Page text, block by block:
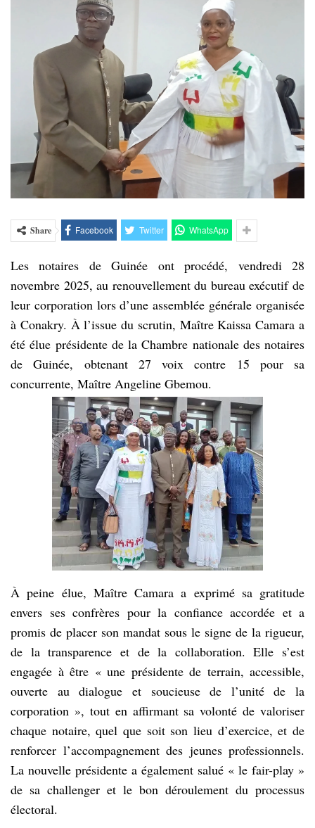
Share Facebook Twitter WhatsApp
Les notaires de Guinée ont procédé, vendredi 28
novembre 2025, au renouvellement du bureau exécutif de
leur corporation lors d’une assemblée générale organisée
à Conakry. À l’issue du scrutin, Maître Kaissa Camara a
été élue présidente de la Chambre nationale des notaires
de Guinée, obtenant 27 voix contre 15 pour sa
concurrente, Maître Angeline Gbemou.
ChatGPT
notaires
procédé,
vendredi
novembre
au
renouvellement
du
bureau
exécutif
de
leur
corporation
lors
d’une
assemblée
générale
organisée
à
À
l’issue
À peine élue, Maître Camara a exprimé sa gratitude
envers ses confrères pour la confiance accordée et a
promis de placer son mandat sous le signe de la rigueur,
de la transparence et de la collaboration. Elle s’est
engagée à être « une présidente de terrain, accessible,
ouverte au dialogue et soucieuse de l’unité de la
corporation », tout en affirmant sa volonté de valoriser
chaque notaire, quel que soit son lieu d’exercice, et de
renforcer l’accompagnement des jeunes professionnels.
La nouvelle présidente a également salué « le fair-play »
de sa challenger et le bon déroulement du processus
électoral.